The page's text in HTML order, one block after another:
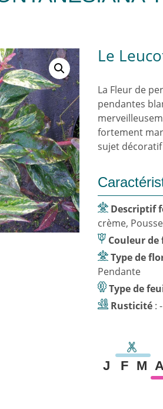
Le
La Fleur de
pendantes
fortement
sujet
Descriptif
crème,
Couleur
Type de
Pendante
Type de
Rusticité :
J F M